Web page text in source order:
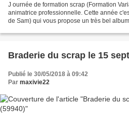
J ournée de formation scrap (Formation
animatrice professionnelle. Cette année
de Sam) qui vous propose un très bel
Braderie du scrap le 15
Publié le 30/05/2018 à 09:42
Par maxivie22